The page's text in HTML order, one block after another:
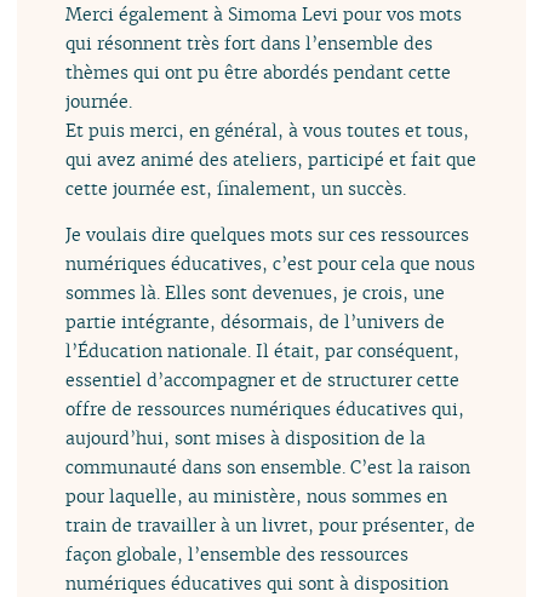
Merci également à Simoma Levi pour vos mots
qui résonnent très fort dans l’ensemble des
thèmes qui ont pu être abordés pendant cette
journée.
Et puis merci, en général, à vous toutes et tous,
qui avez animé des ateliers, participé et fait que
cette journée est, finalement, un succès.
Je voulais dire quelques mots sur ces ressources
numériques éducatives, c’est pour cela que nous
sommes là. Elles sont devenues, je crois, une
partie intégrante, désormais, de l’univers de
l’Éducation nationale. Il était, par conséquent,
essentiel d’accompagner et de structurer cette
offre de ressources numériques éducatives qui,
aujourd’hui, sont mises à disposition de la
communauté dans son ensemble. C’est la raison
pour laquelle, au ministère, nous sommes en
train de travailler à un livret, pour présenter, de
façon globale, l’ensemble des ressources
numériques éducatives qui sont à disposition